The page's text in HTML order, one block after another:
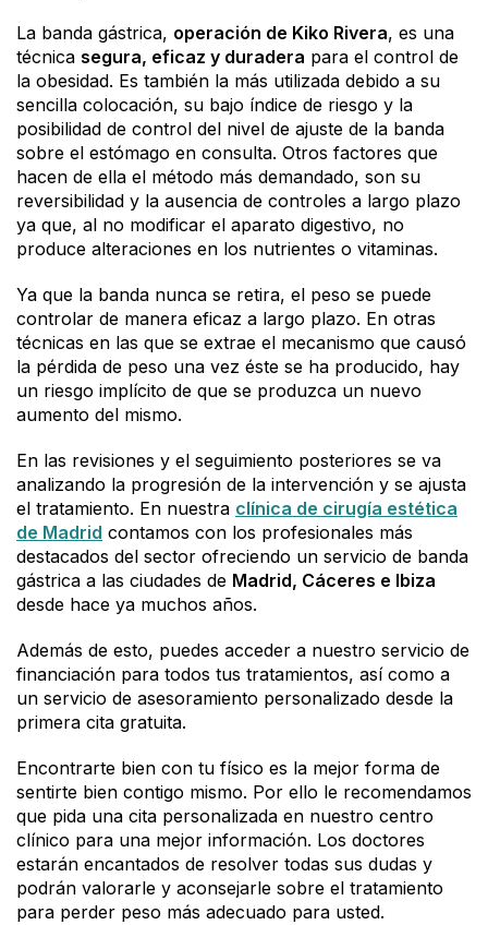
La banda gástrica, operación de Kiko Rivera, es una
técnica segura, eficaz y duradera para el control de
la obesidad. Es también la más utilizada debido a su
sencilla colocación, su bajo índice de riesgo y la
posibilidad de control del nivel de ajuste de la banda
sobre el estómago en consulta. Otros factores que
hacen de ella el método más demandado, son su
reversibilidad y la ausencia de controles a largo plazo
ya que, al no modificar el aparato digestivo, no
produce alteraciones en los nutrientes o vitaminas.
Ya que la banda nunca se retira, el peso se puede
controlar de manera eficaz a largo plazo. En otras
técnicas en las que se extrae el mecanismo que causó
la pérdida de peso una vez éste se ha producido, hay
un riesgo implícito de que se produzca un nuevo
aumento del mismo.
En las revisiones y el seguimiento posteriores se va
analizando la progresión de la intervención y se ajusta
el tratamiento. En nuestra clínica de cirugía estética
de Madrid contamos con los profesionales más
destacados del sector ofreciendo un servicio de banda
gástrica a las ciudades de Madrid, Cáceres e Ibiza
desde hace ya muchos años.
Además de esto, puedes acceder a nuestro servicio de
financiación para todos tus tratamientos, así como a
un servicio de asesoramiento personalizado desde la
primera cita gratuita.
Encontrarte bien con tu físico es la mejor forma de
sentirte bien contigo mismo. Por ello le recomendamos
que pida una cita personalizada en nuestro centro
clínico para una mejor información. Los doctores
estarán encantados de resolver todas sus dudas y
podrán valorarle y aconsejarle sobre el tratamiento
para perder peso más adecuado para usted.